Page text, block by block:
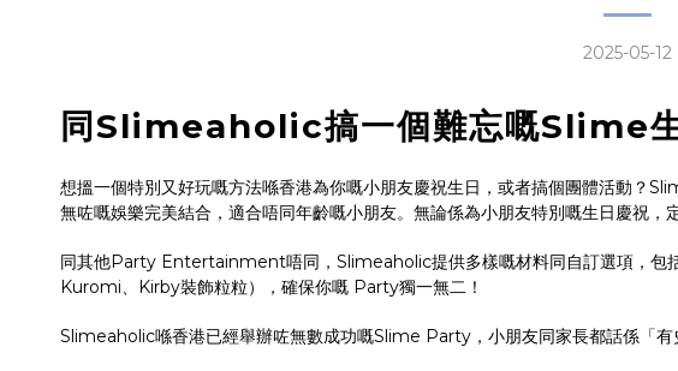
2025-05-12
同Slimeaholic搞一個難忘嘅Slime
想搵一個特別又好玩嘅方法喺香港為你嘅小朋友慶祝生日，或者搞個團體活動？
無咗嘅娛樂完美結合，適合唔同年齡嘅小朋友。無論係為小朋友特別嘅生日慶祝，
同其他Party Entertainment唔同，Slimeaholic提供多樣嘅材料同自訂選項，包
Kuromi、Kirby裝飾粒粒），確保你嘅 Party獨一無二！
Slimeaholic喺香港已經舉辦咗無數成功嘅Slime Party，小朋友同家長都話係「有